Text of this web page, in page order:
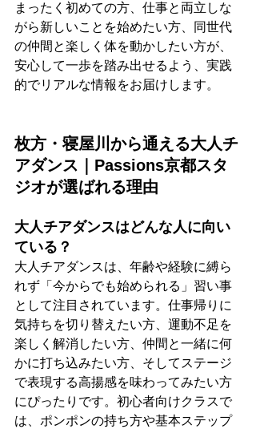
まったく初めての方、仕事と両立しな
がら新しいことを始めたい方、同世代
の仲間と楽しく体を動かしたい方が、
安心して一歩を踏み出せるよう、実践
的でリアルな情報をお届けします。
枚方・寝屋川から通える大人チ
アダンス｜Passions京都スタ
ジオが選ばれる理由
大人チアダンスはどんな人に向い
ている？
大人チアダンスは、年齢や経験に縛ら
れず「今からでも始められる」習い事
として注目されています。仕事帰りに
気持ちを切り替えたい方、運動不足を
楽しく解消したい方、仲間と一緒に何
かに打ち込みたい方、そしてステージ
で表現する高揚感を味わってみたい方
にぴったりです。初心者向けクラスで
は、ポンポンの持ち方や基本ステップ